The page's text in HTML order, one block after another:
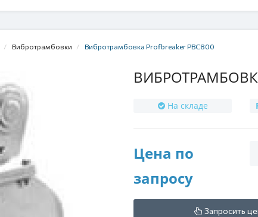
Вибротрамбовки Вибротрамбовка Profbreaker PBC800
ВИБРОТРАМБОВКА
На складе
Цена по
запросу
Запросить